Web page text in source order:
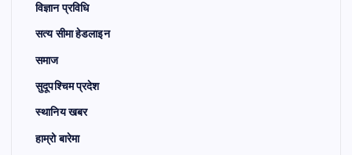
विज्ञान प्रविधि
सत्य सीमा हेडलाइन
समाज
सुदूपश्चिम प्रदेश
स्थानिय खबर
हाम्रो बारेमा